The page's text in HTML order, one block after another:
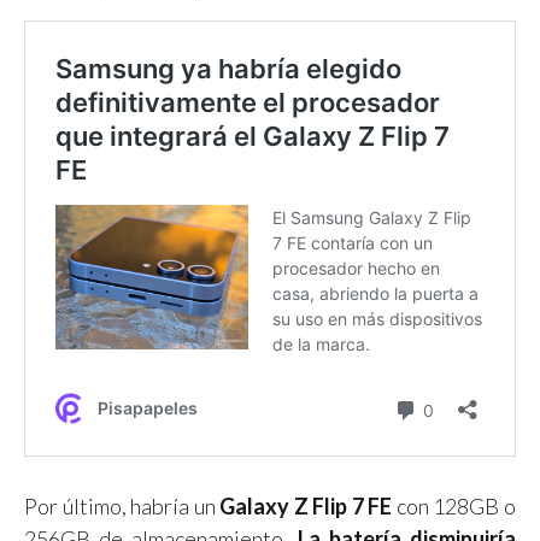
Por último, habría un Galaxy Z Flip 7 FE con 128GB o